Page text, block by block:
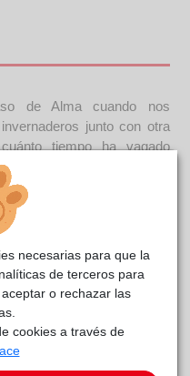
de Alma cuando nos
junto con otra
tiempo ha vagado
tuvo una familia. Nadie
ella y nosotros en cuanto
a otro lado. Sabemos que
varias veces, de los que
También sabemos que ha
familia o no nadie se ha
pues cuando llegó al
su peso, descuidada,
problemas de huesos
ciega sin
de vista. Pero lejos de
necesarias para que la
de terceros para
o rechazar las
cookies a través de